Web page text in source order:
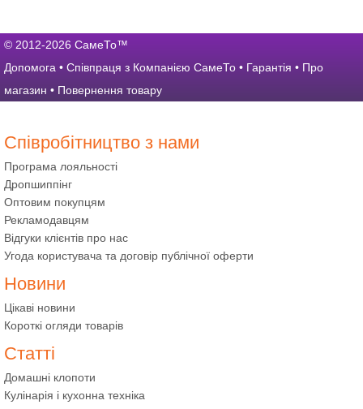
© 2012-2026 СамеТо™
Допомога • Співпраця з Компанією СамеТо • Гарантія • Про
магазин • Повернення товару
Співробітництво з нами
Програма лояльності
Дропшиппінг
Оптовим покупцям
Рекламодавцям
Відгуки клієнтів про нас
Угода користувача та договір публічної оферти
Новини
Цікаві новини
Короткі огляди товарів
Статті
Домашні клопоти
Кулінарія і кухонна техніка